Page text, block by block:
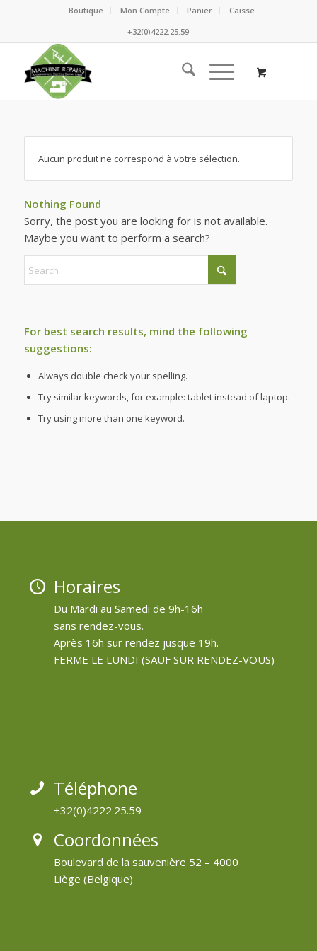
Boutique Mon Compte Panier
Caisse
+32(0)4222.25.59
Aucun produit ne correspond à votre sélection.
Nothing Found
Sorry, the post you are looking for is not available.
Maybe you want to perform a search?
For best search results, mind the following
suggestions:
Always double check your spelling.
Try similar keywords, for example: tablet instead of laptop.
Try using more than one keyword.
Horaires
Du Mardi au Samedi de 9h-16h
sans rendez-vous.
Après 16h sur rendez jusque 19h.
FERME LE LUNDI (SAUF SUR RENDEZ-VOUS)
Téléphone
+32(0)4222.25.59
Coordonnées
Boulevard de la sauvenière 52 – 4000
Liège (Belgique)